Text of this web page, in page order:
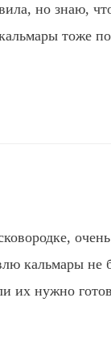
но знаю,
тоже
кальмары не
их нужно